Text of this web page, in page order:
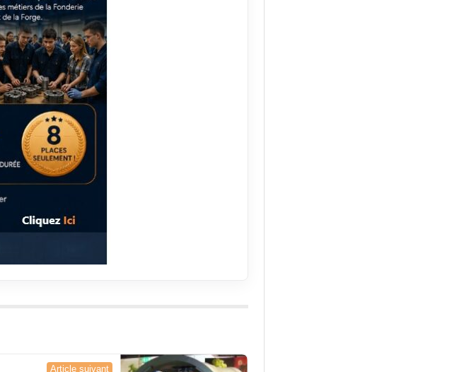
Article suivant